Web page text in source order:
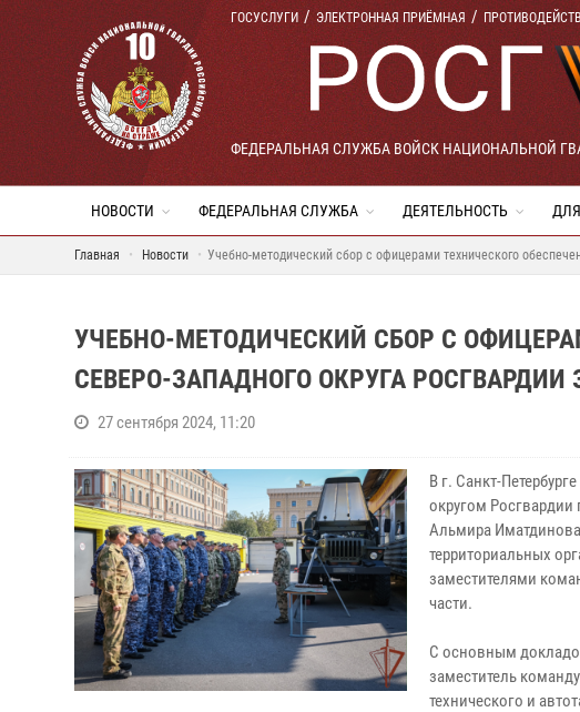
ГОСУСЛУГИ ЭЛЕКТРОННАЯ ПРИЁМНАЯ
ФЕДЕРАЛЬНАЯ СЛУЖБА ВОЙСК НАЦИОНАЛЬНОЙ
НОВОСТИ ФЕДЕРАЛЬНАЯ СЛУЖБА ДЕЯТЕЛЬНОСТЬ
Главная Новости Учебно-методический сбор с офицерами технического
УЧЕБНО-МЕТОДИЧЕСКИЙ СБОР С
СЕВЕРО-ЗАПАДНОГО ОКРУГА
27 сентября 2024, 11:20
В г. Санкт-
округом
Альмира Иматдинова
территориальных
заместителями
части.
С основным
заместитель
технического и